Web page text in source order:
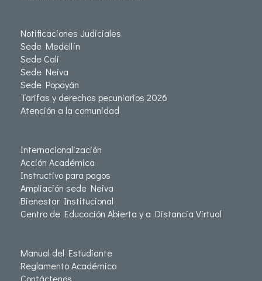
Notificaciones Judiciales
Sede Medellín
Sede Cali
Sede Neiva
Sede Popayán
Tarifas y derechos pecuniarios 2026
Atención a la comunidad
Internacionalización
Acción Académica
Instructivo para pagos
Ampliación sede Neiva
Bienestar Institucional
Centro de Educación Abierta y a Distancia Virtual
Manual del Estudiante
Reglamento Académico
Contáctenos